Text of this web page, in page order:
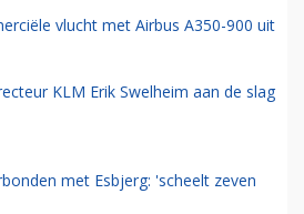
vlucht met Airbus A350-900 uit
KLM Erik Swelheim aan de slag
met Esbjerg: 'scheelt zeven